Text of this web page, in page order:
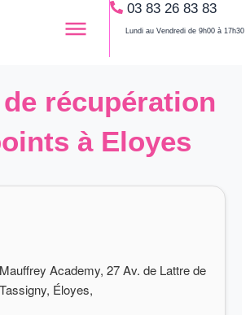
03 83 26 83 83
Lundi au Vendredi de 9h00 à 17h30
récupération
à Eloyes
Mauffrey Academy, 27 Av. de Lattre de
Tassigny, Éloyes,